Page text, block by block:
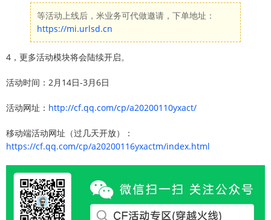
等活动上线后，米业务可代做邀请，下单地址：
https://mi.urlsd.cn
4，更多活动模块将会陆续开启。
活动时间：2月14日-3月6日
活动网址： http://cf.qq.com/cp/a20200110yxact/
移动端活动网址（过几天开放）：
https://cf.qq.com/cp/a20200116yxactm/index.html